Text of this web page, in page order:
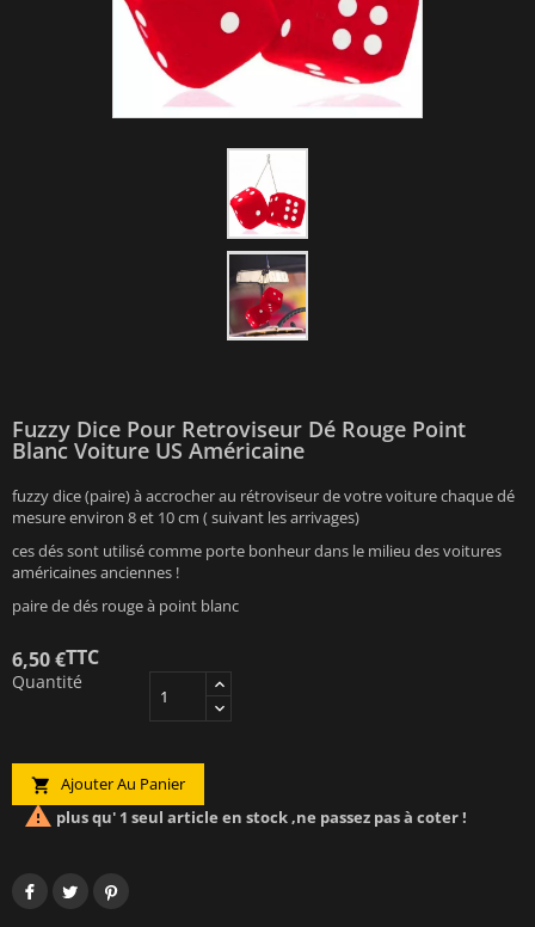
Fuzzy Dice Pour Retroviseur Dé Rouge Point
Blanc Voiture US Américaine
fuzzy dice (paire) à accrocher au rétroviseur de votre voiture chaque dé
mesure environ 8 et 10 cm ( suivant les arrivages)
ces dés sont utilisé comme porte bonheur dans le milieu des voitures
américaines anciennes !
paire de dés rouge à point blanc
6,50 €TTC
Quantité
 Ajouter Au Panier
 plus qu' 1 seul article en stock ,ne passez pas à coter !